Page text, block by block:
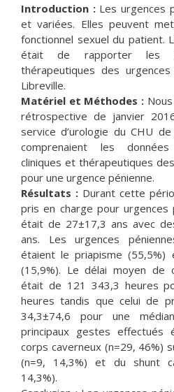
Introduction :Les urgences
et variées. Elles peuvent
fonctionnel sexuel du patient.
était de rapporter les
thérapeutiques des
Libreville.
Matériel et Méthodes :Nous
rétrospective de janvier
service d’urologie du CHU
comprenaient les données
cliniques et thérapeutiques
pour une urgence pénienne.
Résultats : Durant cette
pris en charge pour urgences
était de 27±17,3 ans avec
ans. Les urgences
étaient le priapisme
(15,9%). Le délai moyen de
était de 121 343,3 heures
heures tandis que celui de
34,3±74,6 pour une
principaux gestes effectués
corps caverneux (n=29, 46%)
(n=9, 14,3%) et du shunt
14,3%).